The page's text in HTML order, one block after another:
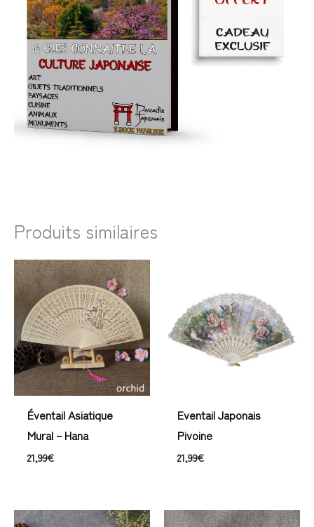
Produits similaires
Éventail Asiatique
Mural – Hana
21,99€
Eventail Japonais
Pivoine
21,99€